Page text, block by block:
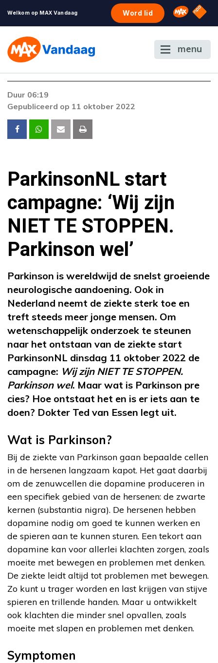
Welkom op MAX Vandaag Word lid Omroep
NPO
menu
De gewenste stream is op dit moment niet
voordoen, neem dan contact op met onze
klantenservice.
Duur 06:19
Gepubliceerd op 11 oktober 2022
ParkinsonNL start
campagne: ‘Wij zijn
NIET TE STOPPEN.
Parkinson wel’
Parkinson is wereldwijd de snelst groeiende
neurologische aandoening. Ook in
Nederland neemt de ziekte sterk toe en
treft steeds meer jonge mensen. Om
wetenschappelijk onderzoek te steunen
naar het ontstaan van de ziekte start
ParkinsonNL dinsdag 11 oktober 2022 de
campagne: Wij zijn NIET TE STOPPEN.
Parkinson wel. Maar wat is Parkinson pre
cies? Hoe ontstaat het en is er iets aan te
doen? Dokter Ted van Essen legt uit.
Wat is Parkinson?
Bij de ziekte van Parkinson gaan bepaalde cellen
in de hersenen langzaam kapot. Het gaat daarbij
om de zenuwcellen die dopamine produceren in
een specifiek gebied van de hersenen: de zwarte
kernen (substantia nigra). De hersenen hebben
dopamine nodig om goed te kunnen werken en
de spieren aan te kunnen sturen. Een tekort aan
dopamine kan voor allerlei klachten zorgen, zoals
moeite met bewegen en problemen met denken.
De ziekte leidt altijd tot problemen met bewegen.
Zo kunt u trager worden en last krijgen van stijve
spieren en trillende handen. Maar u ontwikkelt
ook klachten die minder snel opvallen, zoals
moeite met slapen en problemen met denken.
Symptomen